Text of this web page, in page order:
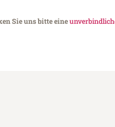
Sie uns bitte eine